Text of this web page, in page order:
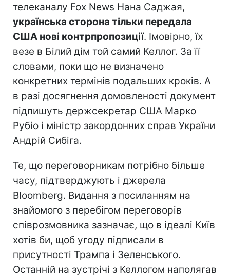
телеканалу Fox News Нана Саджая,
українська сторона тільки передала
США нові контрпропозиції. Імовірно, їх
везе в Білий дім той самий Келлог. За її
словами, поки що не визначено
конкретних термінів подальших кроків. А
в разі досягнення домовленості документ
підпишуть держсекретар США Марко
Рубіо і міністр закордонних справ України
Андрій Сибіга.
Те, що переговорникам потрібно більше
часу, підтверджують і джерела
Bloomberg. Видання з посиланням на
знайомого з перебігом переговорів
співрозмовника зазначає, що в ідеалі Київ
хотів би, щоб угоду підписали в
присутності Трампа і Зеленського.
Останній на зустрічі з Келлогом наполягав